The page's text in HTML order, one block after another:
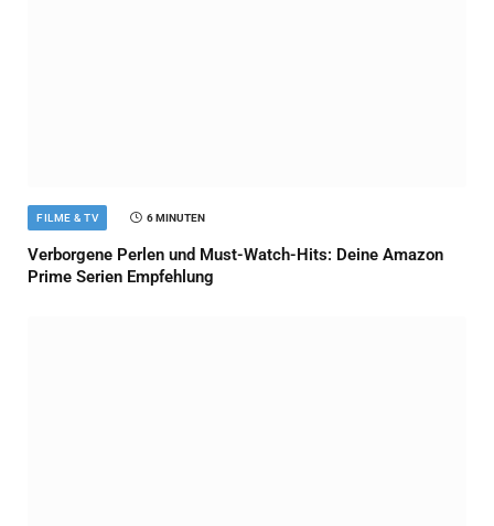
FILME & TV 6 MINUTEN
Verborgene Perlen und Must-Watch-Hits: Deine Amazon
Prime Serien Empfehlung